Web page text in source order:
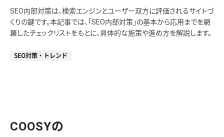
SEO内部対策は、検索エンジンとユーザー双方に評価されるサイトづ
くりの鍵です。本記事では、「SEO内部対策」の基本から応用までを網
羅したチェックリストをもとに、具体的な施策や進め方を解説します。
SEO対策・トレンド
COOSYの